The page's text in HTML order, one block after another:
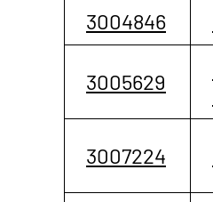
3004846
3005629
3007224